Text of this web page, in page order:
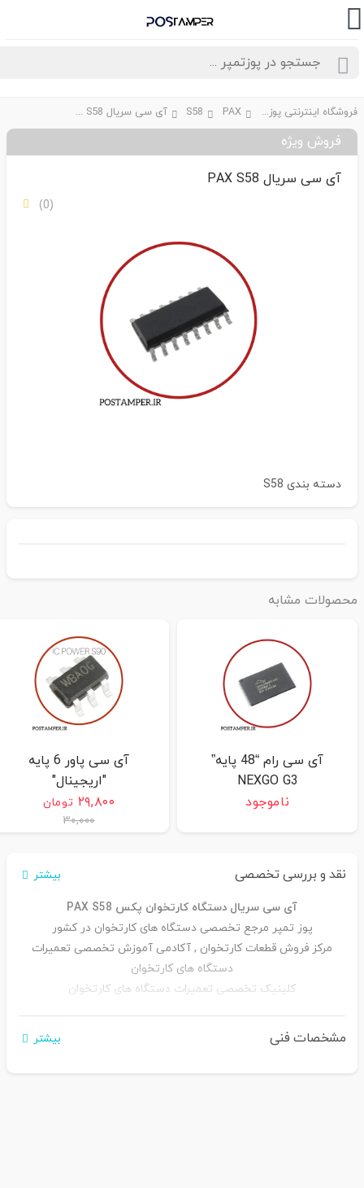
فروشگاه اینترنتی پوزتمپر PAX
S58 آی سی سریال PAX S58
فروش ویژه
آی سی سریال PAX S58
دسته بندیS58
مشابه
آی سی رام “48 پایه”
NEXGO G3
ناموجود
آی سی پاور 6 پایه
"اریجینال"
D210G/D210COMBO/S90
۲۹,۸۰۰ تومان
۳۰,۰۰۰
نقد و بررسی تخصصی بیشتر
آی سی سریال دستگاه کارتخوان پکس PAX S58
پوز تمپر مرجع تخصصی دستگاه های کارتخوان در کشور
مرکز فروش قطعات کارتخوان , آکادمی آموزش تخصصی تعمیرات
دستگاه های کارتخوان
کلینیک تخصصی تعمیرات دستگاه های کارتخوان
مشخصات فنی بیشتر